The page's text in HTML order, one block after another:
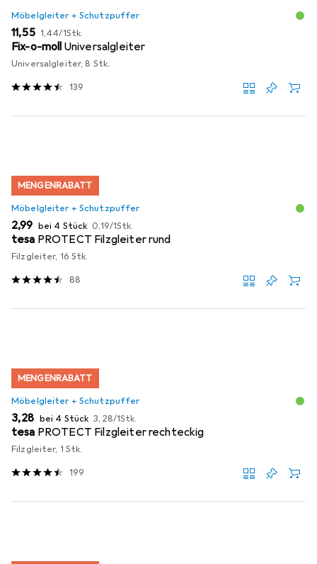
Möbelgleiter + Schutzpuffer
EUR
11,55 EUR
1,44/1Stk.
Fix-o-moll Universalgleiter
Universalgleiter, 8 Stk.
139
MENGENRABATT
Möbelgleiter + Schutzpuffer
EUR
2,99 bei 4 Stück EUR
0,19/1Stk.
tesa PROTECT Filzgleiter rund
Filzgleiter, 16 Stk.
88
MENGENRABATT
Möbelgleiter + Schutzpuffer
EUR
3,28 bei 4 Stück EUR
3,28/1Stk.
tesa PROTECT Filzgleiter rechteckig
Filzgleiter, 1 Stk.
199